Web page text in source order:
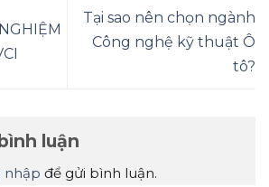
Tại sao nên chọn ngành
Công nghệ kỹ thuật Ô
tô?
luận
nhập để gửi bình luận.